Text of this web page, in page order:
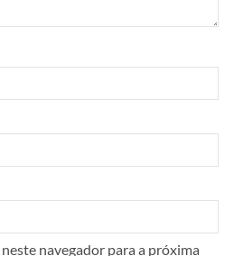
navegador para a próxima